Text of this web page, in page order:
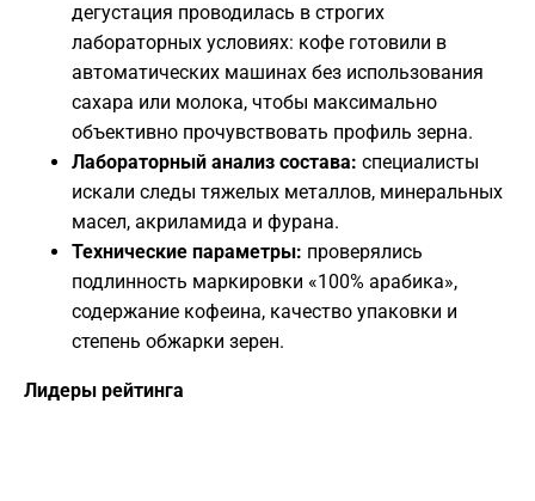
дегустация проводилась в строгих
лабораторных условиях: кофе готовили в
автоматических машинах без использования
сахара или молока, чтобы максимально
объективно прочувствовать профиль зерна.
Лабораторный анализ состава: специалисты
искали следы тяжелых металлов, минеральных
масел, акриламида и фурана.
Технические параметры: проверялись
подлинность маркировки «100% арабика»,
содержание кофеина, качество упаковки и
степень обжарки зерен.
​Лидеры рейтинга